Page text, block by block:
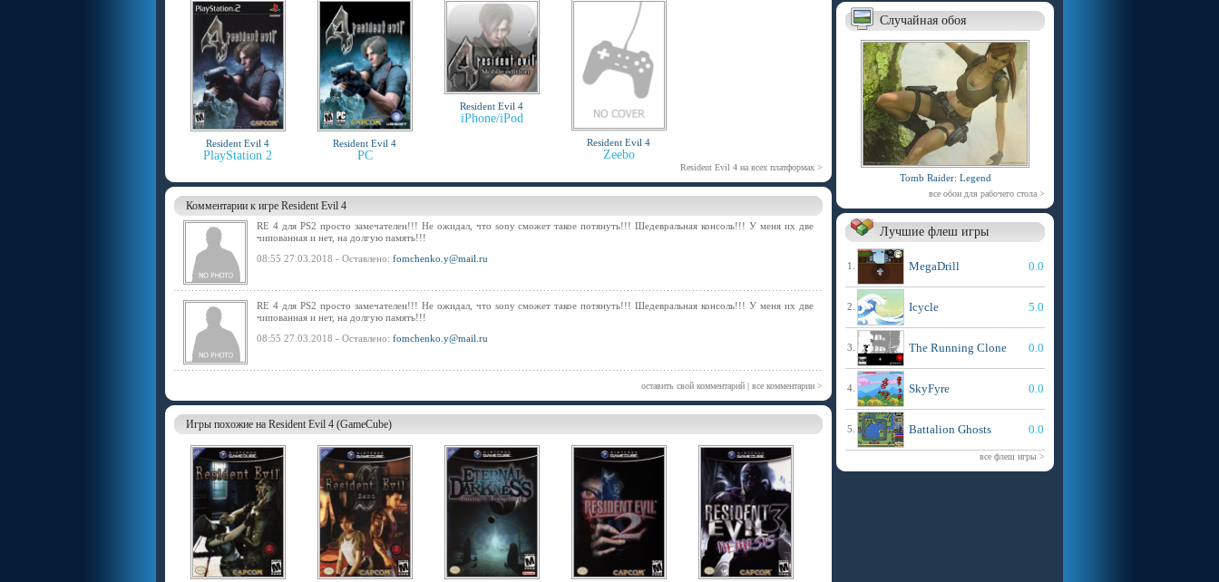
Resident Evil 4
PlayStation 2
Resident Evil 4
PC
Resident Evil 4
iPhone/iPod
Resident Evil 4
Zeebo
Resident Evil 4 на всех платформах >
Комментарии к игре Resident Evil 4
RE 4 для PS2 просто замечателен!!! Не ожидал, что sony сможет такое потянуть!!! Шедевральная консоль!!! У меня их две
чипованная и нет, на долгую память!!!
08:55 27.03.2018 - Оставлено: fomchenko.y@mail.ru
RE 4 для PS2 просто замечателен!!! Не ожидал, что sony сможет такое потянуть!!! Шедевральная консоль!!! У меня их две
чипованная и нет, на долгую память!!!
08:55 27.03.2018 - Оставлено: fomchenko.y@mail.ru
оставить свой комментарий | все комментарии >
Игры похожие на Resident Evil 4 (GameCube)
Случайная обоя
Tomb Raider: Legend
все обои для рабочего стола >
Лучшие флеш игры
1. MegaDrill 0.0
2. Icycle 5.0
3. The Running Clone 0.0
4. SkyFyre 0.0
5. Battalion Ghosts 0.0
все флеш игры >